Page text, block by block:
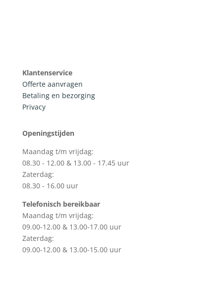
Klantenservice
Offerte aanvragen
Betaling en bezorging
Privacy
Openingstijden
Maandag t/m vrijdag:
08.30 - 12.00 & 13.00 - 17.45 uur
Zaterdag:
08.30 - 16.00 uur
Telefonisch bereikbaar
Maandag t/m vrijdag:
09.00-12.00 & 13.00-17.00 uur
Zaterdag:
09.00-12.00 & 13.00-15.00 uur